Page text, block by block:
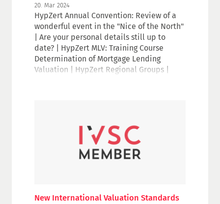
20. Mar 2024
HypZert Annual Convention: Review of a
wonderful event in the "Nice of the North"
| Are your personal details still up to
date? | HypZert MLV: Training Course
Determination of Mortgage Lending
Valuation | HypZert Regional Groups |
2024 on 16/17 April in Berlin
New International Valuation Standards